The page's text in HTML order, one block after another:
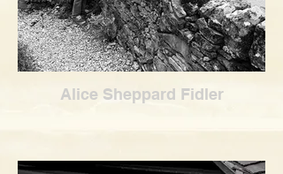
Alice Sheppard Fidler